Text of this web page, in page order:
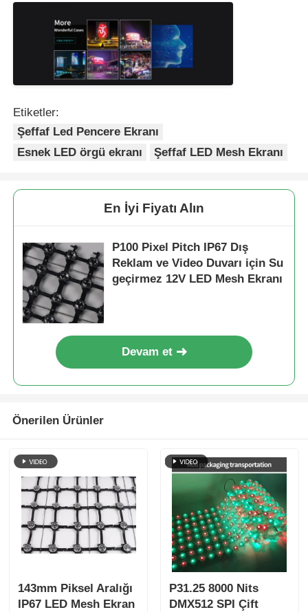
Etiketler:
Şeffaf Led Pencere Ekranı
Esnek LED örgü ekranı
Şeffaf LED Mesh Ekranı
En İyi Fiyatı Alın
P100 Pixel Pitch IP67 Dış
Reklam ve Video Duvarı için Su
geçirmez 12V LED Mesh Ekranı
Devam et
Önerilen Ürünler
143mm Piksel Aralığı
IP67 LED Mesh Ekran
P31.25 8000 Nits
DMX512 SPI Çift